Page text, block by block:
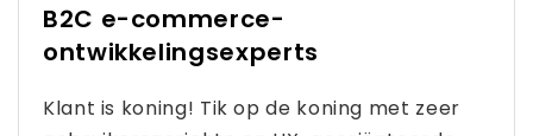
B2C e-commerce-
ontwikkelingsexperts
Klant is koning! Tik op de koning met zeer